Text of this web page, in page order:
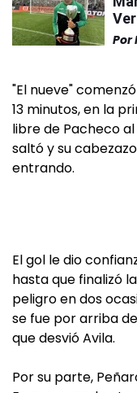
Por
"El nueve"
13 minutos, en la
libre de Pacheco
saltó y su
entrando.
El gol le dio
hasta que finalizó
peligro en dos
se fue por arriba
que desvió Avila.
Por su parte,